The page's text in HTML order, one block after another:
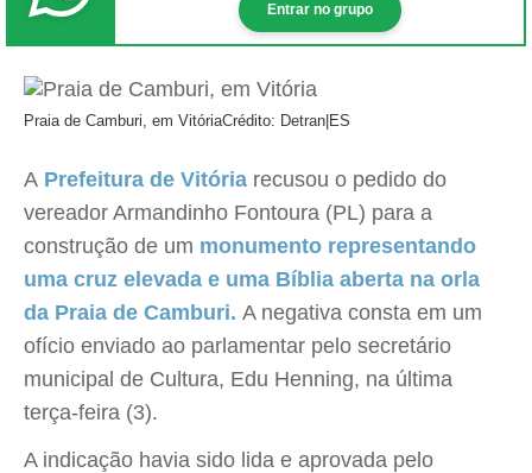
Entrar no grupo
Praia de Camburi, em VitóriaCrédito: Detran|ES
A Prefeitura de Vitória recusou o pedido do
vereador Armandinho Fontoura (PL) para a
construção de um monumento representando
uma cruz elevada e uma Bíblia aberta na orla
da Praia de Camburi. A negativa consta em um
ofício enviado ao parlamentar pelo secretário
municipal de Cultura, Edu Henning, na última
terça-feira (3).
A indicação havia sido lida e aprovada pelo